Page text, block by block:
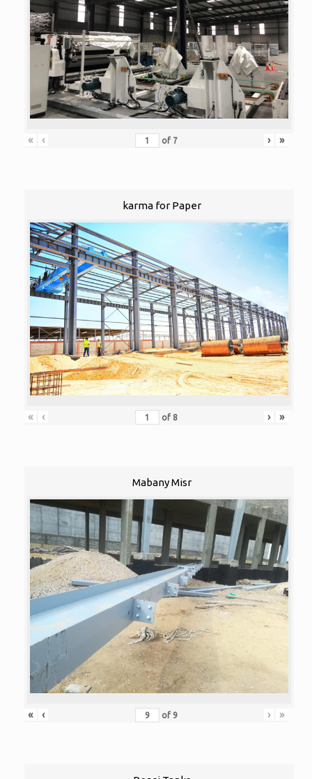
« ‹ of 7 › »
karma for Paper
« ‹ of 8 › »
Mabany Misr
« ‹ of 9 › »